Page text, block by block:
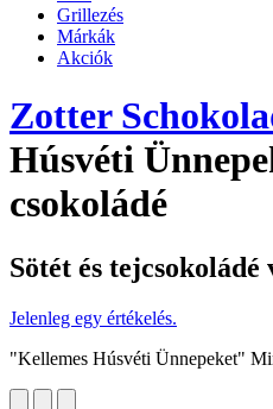
Grillezés
Márkák
Akciók
Zotter
Húsvéti
csokoládé
Sötét és
Jelenleg egy értékelés.
"Kellemes Húsvéti Ünnepeket"